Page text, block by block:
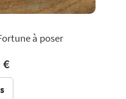
à poser
€